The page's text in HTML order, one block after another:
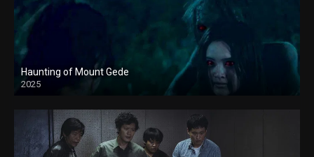
Haunting of Mount Gede
2025